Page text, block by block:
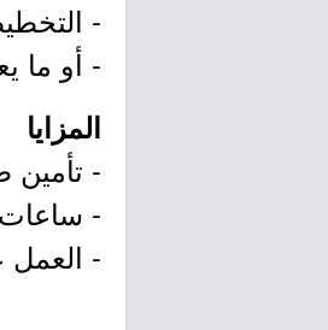
-
- أو ما
المزايا
- تأمين
-
-